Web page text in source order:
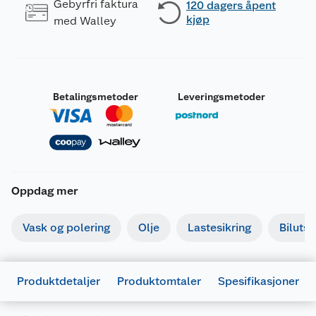
Gebyrfri faktura
med Walley
120 dagers åpent
kjøp
Betalingsmetoder Leveringsmetoder
Oppdag mer
Vask og polering Olje Lastesikring
Produktdetaljer Produktomtaler Spesifikasjoner